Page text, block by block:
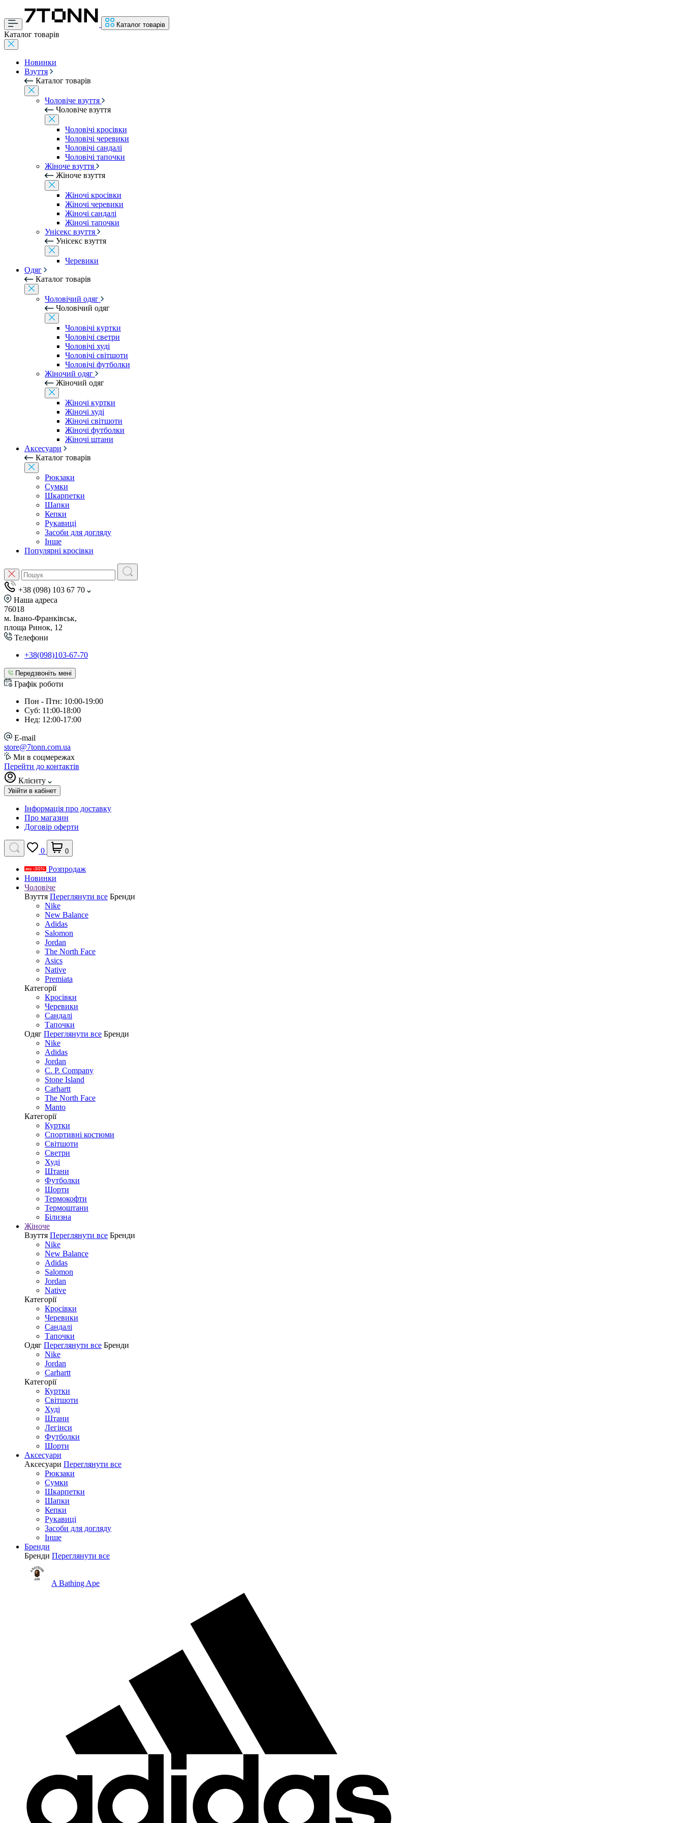
Каталог товарів
Каталог товарів
Новинки
Взуття
Каталог товарів
Чоловіче взуття
Чоловіче взуття
Чоловічі кросівки
Чоловічі черевики
Чоловічі сандалі
Чоловічі тапочки
Жіноче взуття
Жіноче взуття
Жіночі кросівки
Жіночі черевики
Жіночі сандалі
Жіночі тапочки
Унісекс взуття
Унісекс взуття
Черевики
Одяг
Каталог товарів
Чоловічий одяг
Чоловічий одяг
Чоловічі куртки
Чоловічі светри
Чоловічі худі
Чоловічі світшоти
Чоловічі футболки
Жіночий одяг
Жіночий одяг
Жіночі куртки
Жіночі худі
Жіночі світшоти
Жіночі футболки
Жіночі штани
Аксесуари
Каталог товарів
Рюкзаки
Сумки
Шкарпетки
Шапки
Кепки
Рукавиці
Засоби для догляду
Інше
Популярні кросівки
+38 (098) 103 67 70
Наша адреса
76018
м. Івано-Франківськ,
площа Ринок, 12
Телефони
+38(098)103-67-70
Передзвоніть мені
Графік роботи
Пон - Птн: 10:00-19:00
Суб: 11:00-18:00
Нед: 12:00-17:00
E-mail
store@7tonn.com.ua
Ми в соцмережах
Перейти до контактів
Клієнту
Увійти в кабінет
Інформація про доставку
Про магазин
Договір оферти
0 0
Розпродаж
Новинки
Чоловіче
Взуття Переглянути все Бренди
Nike
New Balance
Adidas
Salomon
Jordan
The North Face
Asics
Native
Premiata
Категорії
Кросівки
Черевики
Сандалі
Tапочки
Одяг Переглянути все Бренди
Nike
Adidas
Jordan
C. P. Company
Stone Island
Carhartt
The North Face
Manto
Категорії
Куртки
Спортивні костюми
Світшоти
Светри
Худі
Штани
Футболки
Шорти
Термокофти
Термоштани
Білизна
Жіноче
Взуття Переглянути все Бренди
Nike
New Balance
Adidas
Salomon
Jordan
Native
Категорії
Кросівки
Черевики
Сандалі
Tапочки
Одяг Переглянути все Бренди
Nike
Jordan
Carhartt
Категорії
Куртки
Світшоти
Худі
Штани
Легінси
Футболки
Шорти
Аксесуари
Аксесуари Переглянути все
Рюкзаки
Сумки
Шкарпетки
Шапки
Кепки
Рукавиці
Засоби для догляду
Інше
Бренди
Бренди Переглянути все
A Bathing Ape